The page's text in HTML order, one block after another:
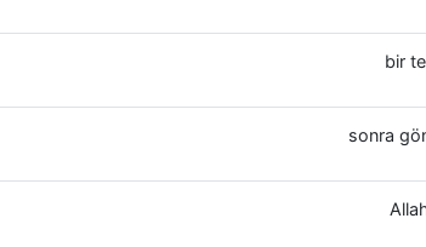
bir
sonra